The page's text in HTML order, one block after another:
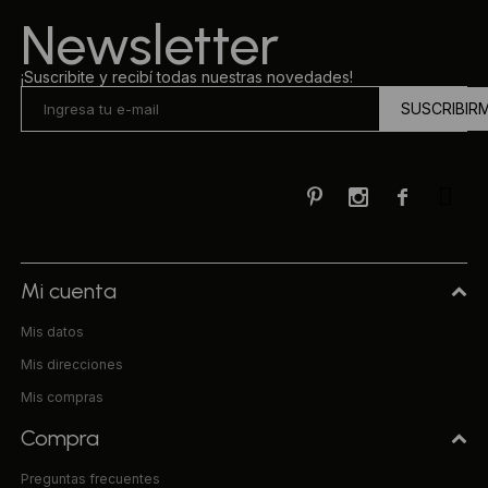
Newsletter
¡Suscribite y recibí todas nuestras novedades!

 
Mi cuenta
Mis datos
Mis direcciones
Mis compras
Compra
Preguntas frecuentes